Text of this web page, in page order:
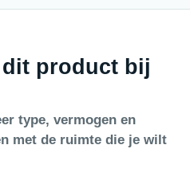
dit product bij
type, vermogen en
met de ruimte die je wilt